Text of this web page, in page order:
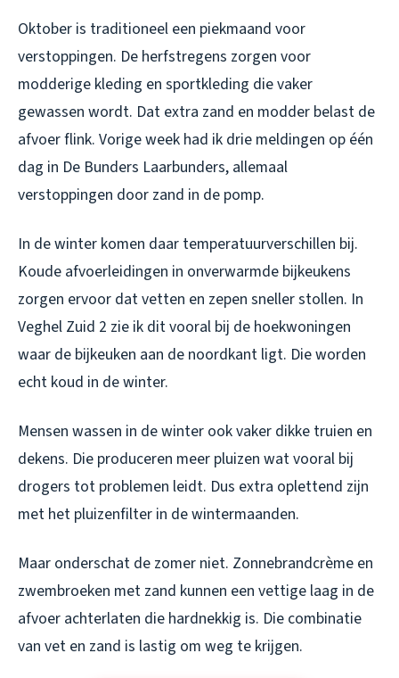
Oktober is traditioneel een piekmaand voor
verstoppingen. De herfstregens zorgen voor
modderige kleding en sportkleding die vaker
gewassen wordt. Dat extra zand en modder belast de
afvoer flink. Vorige week had ik drie meldingen op één
dag in De Bunders Laarbunders, allemaal
verstoppingen door zand in de pomp.
In de winter komen daar temperatuurverschillen bij.
Koude afvoerleidingen in onverwarmde bijkeukens
zorgen ervoor dat vetten en zepen sneller stollen. In
Veghel Zuid 2 zie ik dit vooral bij de hoekwoningen
waar de bijkeuken aan de noordkant ligt. Die worden
echt koud in de winter.
Mensen wassen in de winter ook vaker dikke truien en
dekens. Die produceren meer pluizen wat vooral bij
drogers tot problemen leidt. Dus extra oplettend zijn
met het pluizenfilter in de wintermaanden.
Maar onderschat de zomer niet. Zonnebrandcrème en
zwembroeken met zand kunnen een vettige laag in de
afvoer achterlaten die hardnekkig is. Die combinatie
van vet en zand is lastig om weg te krijgen.